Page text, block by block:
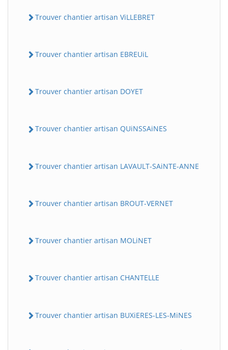
Trouver chantier artisan ViLLEBRET
Trouver chantier artisan EBREUiL
Trouver chantier artisan DOYET
Trouver chantier artisan QUiNSSAiNES
Trouver chantier artisan LAVAULT-SAiNTE-ANNE
Trouver chantier artisan BROUT-VERNET
Trouver chantier artisan MOLiNET
Trouver chantier artisan CHANTELLE
Trouver chantier artisan BUXiERES-LES-MiNES